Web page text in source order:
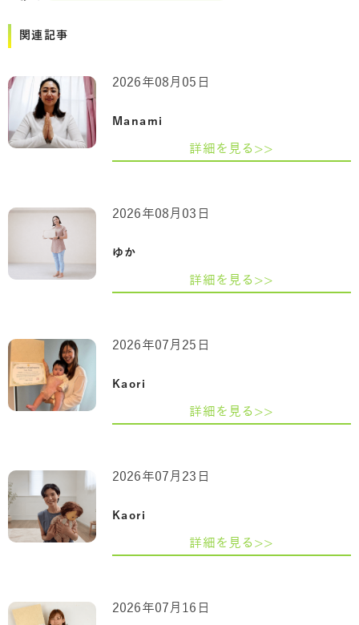
関連記事
Manami
2026年08月05日
詳細を見る>>
ゆか
2026年08月03日
詳細を見る>>
Kaori
2026年07月25日
詳細を見る>>
Kaori
2026年07月23日
詳細を見る>>
2026年07月16日